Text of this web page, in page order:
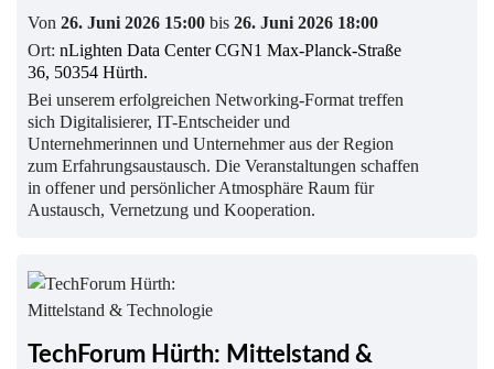
Von 26. Juni 2026 15:00 bis 26. Juni 2026 18:00
Ort: nLighten Data Center CGN1 Max-Planck-Straße
36, 50354 Hürth.
Bei unserem erfolgreichen Networking-Format treffen
sich Digitalisierer, IT-Entscheider und
Unternehmerinnen und Unternehmer aus der Region
zum Erfahrungsaustausch. Die Veranstaltungen schaffen
in offener und persönlicher Atmosphäre Raum für
Austausch, Vernetzung und Kooperation.
TechForum Hürth: Mittelstand &